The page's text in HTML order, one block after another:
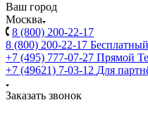
Ваш город
Москва
8 (800) 200-22-17
8 (800) 200-22-17
+7 (495) 777-07-27 Прямой
+7 (49621) 7-03-12 Для
Заказать звонок